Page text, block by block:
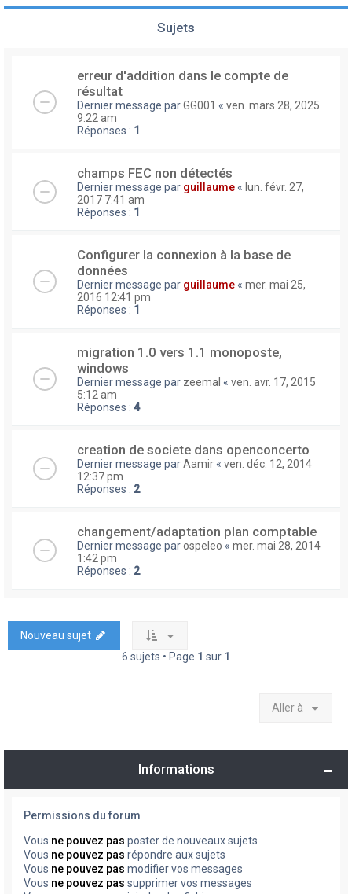
Sujets
erreur d'addition dans le compte de
résultat
Dernier message parGG001 « ven. mars 28, 2025
9:22 am
Réponses : 1
champs FEC non détectés
Dernier message par guillaume « lun. févr. 27,
2017 7:41 am
Réponses : 1
Configurer la connexion à la base de
données
Dernier message par guillaume « mer. mai 25,
2016 12:41 pm
Réponses : 1
migration 1.0 vers 1.1 monoposte,
windows
Dernier message par zeemal « ven. avr. 17, 2015
5:12 am
Réponses : 4
creation de societe dans openconcerto
Dernier message parAamir « ven. déc. 12, 2014
12:37 pm
Réponses : 2
changement/adaptation plan comptable
Dernier message parospeleo « mer. mai 28, 2014
1:42 pm
Réponses : 2
Nouveau sujet
6 sujets • Page 1 sur 1
Aller à
Informations
Permissions du forum
Vous ne pouvez pas poster de nouveaux sujets
Vous ne pouvez pas répondre aux sujets
Vous ne pouvez pas modifier vos messages
Vous ne pouvez pas supprimer vos messages